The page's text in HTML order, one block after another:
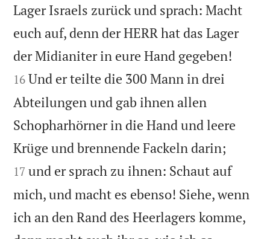
Lager Israels zurück und sprach: Macht
euch auf, denn der HERR hat das Lager
der Midianiter in eure Hand gegeben!
16 Und er teilte die 300 Mann in drei
Abteilungen und gab ihnen allen
Schopharhörner in die Hand und leere
Krüge und brennende Fackeln darin;
17 und er sprach zu ihnen: Schaut auf
mich, und macht es ebenso! Siehe, wenn
ich an den Rand des Heerlagers komme,